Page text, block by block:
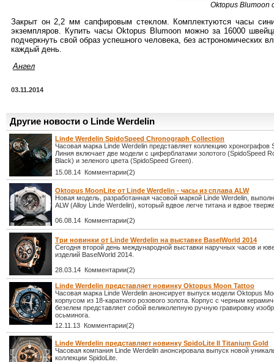
Oktopus Blumoon
Закрыт он 2,2 мм сапфировым стеклом. Комплектуются часы
экземпляров. Купить часы Oktopus Blumoon можно за 16000
подчеркнуть свой образ успешного человека, без
каждый день.
Ангел
03.11.2014
Другие новости о Linde Werdelin
Linde Werdelin SpidoSpeed Chronograph Collection
Часовая марка Linde Werdelin представляет коллекцию хронографов
Линия включает две модели с циферблатами золотого (SpidoSpeed
Black) и зеленого цвета (SpidoSpeed Green).
15.08.14 Комментарии(2)
Oktopus MoonLite от Linde Werdelin - часы из сплава ALW
Новая модель, разработанная часовой маркой Linde Werdelin,
ALW (Alloy Linde Werdelin), который вдвое легче титана и вдвое
06.08.14 Комментарии(2)
Три новинки от Linde Werdelin на выставке BaselWorld 2014
Сегодня второй день международной выставки наручных часов и
изделий BaselWorld 2014.
28.03.14 Комментарии(2)
Linde Werdelin представляет новинку Oktopus Moon Tattoo
Часовая марка Linde Werdelin анонсирует выпуск модели Oktopus
корпусом из 18-каратного розового золота. Корпус с черным
безелем представляет собой великолепную ручную гравировку
осьминога.
12.11.13 Комментарии(2)
Linde Werdelin представляет новинку SpidoLite II Titanium Gold
Часовая компания Linde Werdelin анонсировала выпуск новой
коллекции SpidoLite.